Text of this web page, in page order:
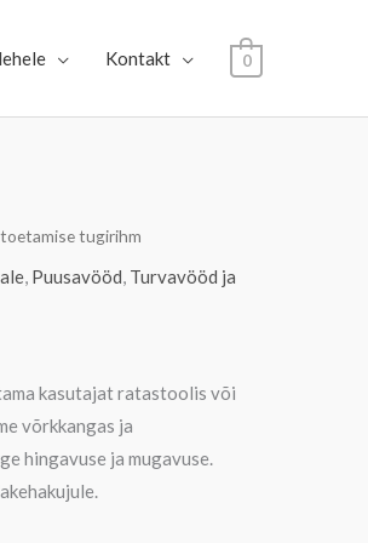
Kontakt 0
tugirihm
, Puusavööd, Turvavööd ja
kasutajat ratastoolis või
võrkkangas ja
hingavuse ja mugavuse.